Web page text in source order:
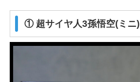
① 超サイヤ人3孫悟空(ミニ)